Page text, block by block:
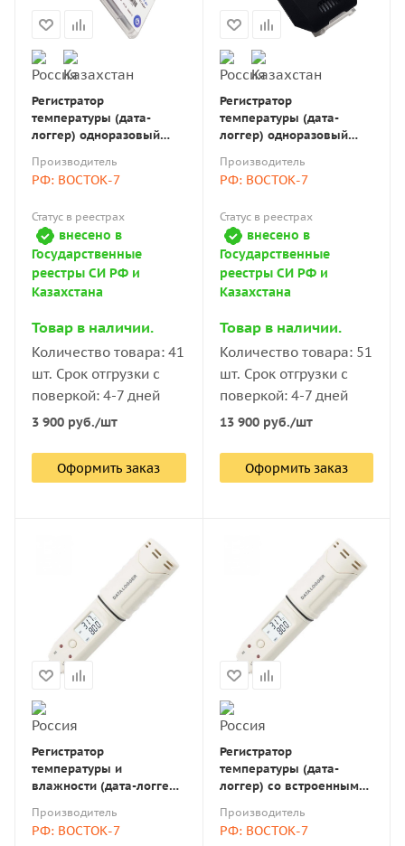
Регистратор
температуры (дата-
логгер) одноразовый
В7 с поверкой
Производитель
РФ: ВОСТОК-7
Статус в реестрах
внесено в
Государственные
реестры СИ РФ и
Казахстана
Товар в наличии.
Количество товара: 41
шт. Срок отгрузки с
поверкой: 4-7 дней
3 900 руб./шт
Оформить заказ
Регистратор
температуры (дата-
логгер) одноразовый
В7 с поверкой
Производитель
РФ: ВОСТОК-7
Статус в реестрах
внесено в
Государственные
реестры СИ РФ и
Казахстана
Товар в наличии.
Количество товара: 51
шт. Срок отгрузки с
поверкой: 4-7 дней
13 900руб./шт
Оформить заказ
Регистратор
температуры и
влажности (дата-логгер)
многоразовый
портативный модель В7-
Производитель
РФ: ВОСТОК-7
Регистратор
температуры (дата-
логгер) со встроенным
портативный модель В7-
1366 с поверкой
Производитель
РФ: ВОСТОК-7